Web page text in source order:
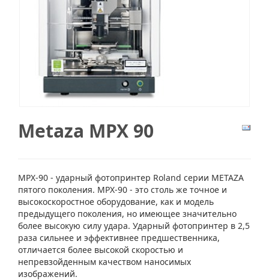
Metaza MPX 90
MPX-90 - ударный фотопринтер Roland серии METAZA
пятого поколения. MPX-90 - это столь же точное и
высокоскоростное оборудование, как и модель
предыдущего поколения, но имеющее значительно
более высокую силу удара. Ударный фотопринтер в 2,5
раза сильнее и эффективнее предшественника,
отличается более высокой скоростью и
непревзойденным качеством наносимых
изображений.